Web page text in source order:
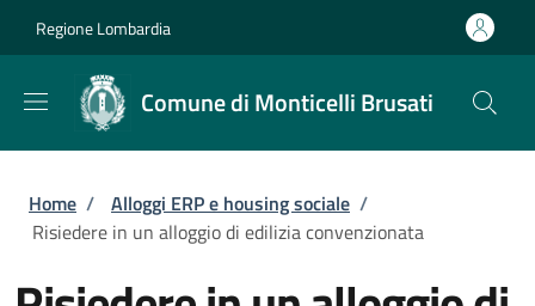
Regione Lombardia
Comune di Monticelli Brusati
Briciole di pane
Home / Alloggi ERP e housing sociale /
Risiedere in un alloggio di edilizia convenzionata